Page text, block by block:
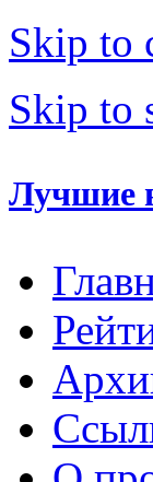
Skip to
Skip to
Лучшие